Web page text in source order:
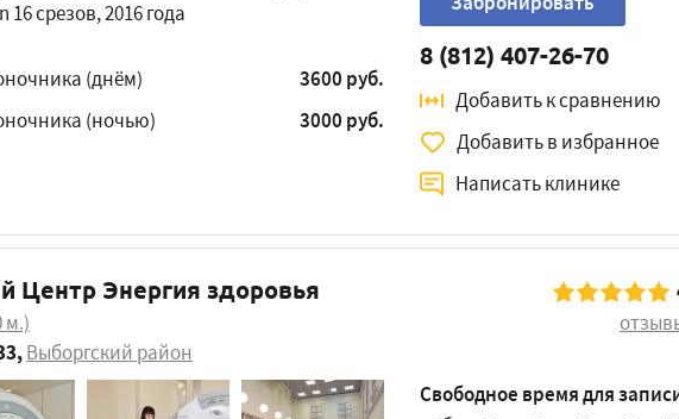
срезов, 2016 года
(днём)
3600 руб.
(ночью)
3000 руб.
8 (812) 407-26-70
Добавить к сравнению
Добавить в избранное
Написать клинике
Центр Энергия здоровья
м.)
,Выборгский район
Свободное время для